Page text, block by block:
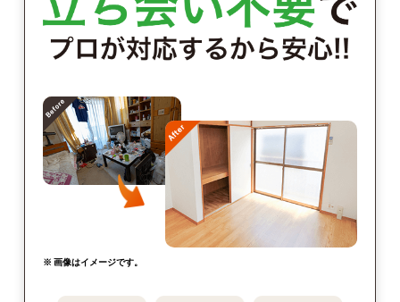
※ 画像はイメージです。